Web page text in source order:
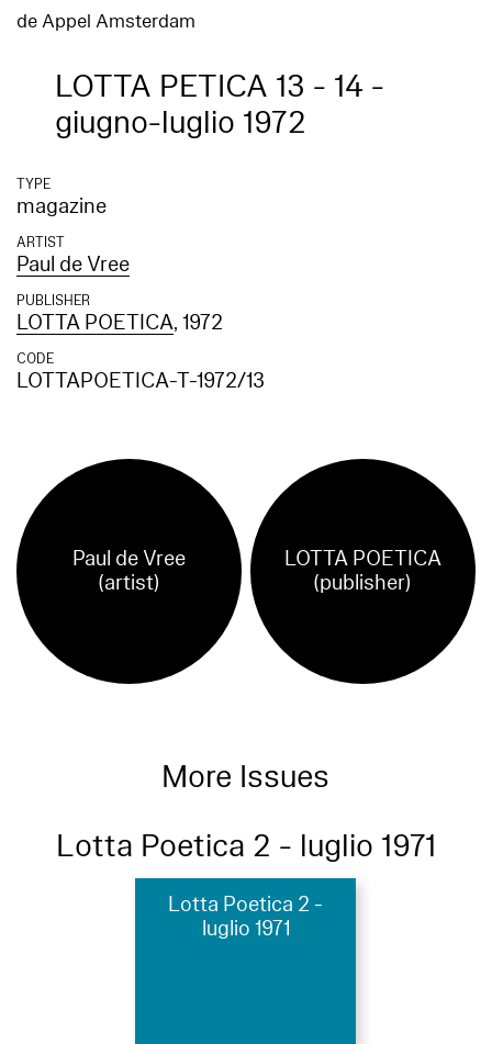
de Appel Amsterdam
LOTTA PETICA 13 - 14 -
giugno-luglio 1972
TYPE
magazine
ARTIST
Paul de Vree
PUBLISHER
LOTTA POETICA, 1972
CODE
LOTTAPOETICA-T-1972/13
Paul de Vree
(artist)
LOTTA POETICA
(publisher)
More Issues
Lotta Poetica 2 - luglio 1971
Lotta Poetica 2 -
luglio 1971